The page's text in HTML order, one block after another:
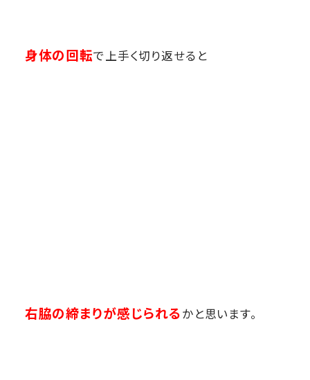
身体の回転で上手く切り返せると
右脇の締まりが感じられるかと思います。